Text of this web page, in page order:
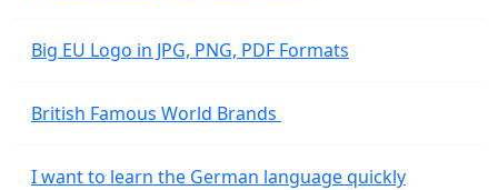
Big EU Logo in JPG, PNG, PDF Formats
British Famous World Brands
I want to learn the German language quickly